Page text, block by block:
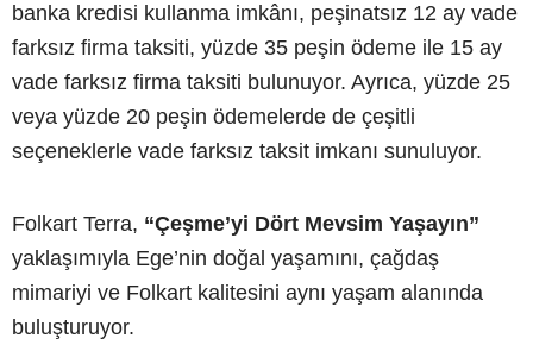
banka kredisi kullanma imkânı, peşinatsız 12 ay vade
farksız firma taksiti, yüzde 35 peşin ödeme ile 15 ay
vade farksız firma taksiti bulunuyor. Ayrıca, yüzde 25
veya yüzde 20 peşin ödemelerde de çeşitli
seçeneklerle vade farksız taksit imkanı sunuluyor.
Folkart Terra, “Çeşme’yi Dört Mevsim Yaşayın”
yaklaşımıyla Ege’nin doğal yaşamını, çağdaş
mimariyi ve Folkart kalitesini aynı yaşam alanında
buluşturuyor.